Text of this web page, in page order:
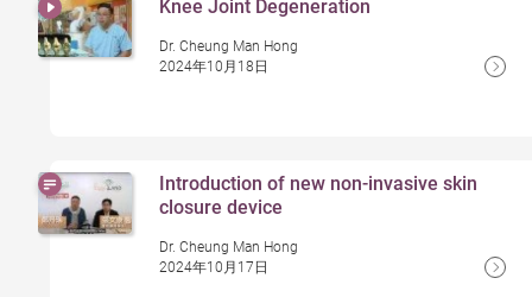
Knee Joint Degeneration
Dr. Cheung Man Hong
2024年10月18日
Introduction of new non-invasive skin
closure device
Dr. Cheung Man Hong
2024年10月17日